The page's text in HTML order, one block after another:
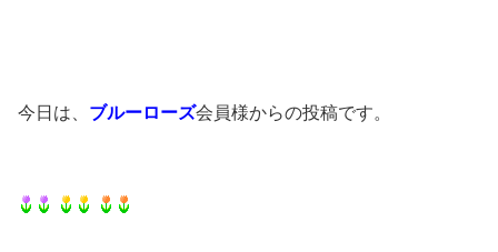
今日は、 ブルーローズ会員様からの投稿です。